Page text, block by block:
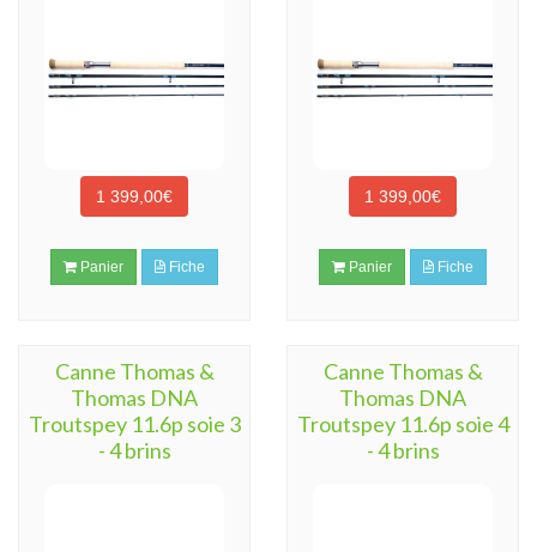
1 399,00€
Panier Fiche
1 399,00€
Panier Fiche
Canne Thomas &
Thomas DNA
Troutspey 11.6p soie 3
- 4 brins
Canne Thomas &
Thomas DNA
Troutspey 11.6p soie 4
- 4 brins